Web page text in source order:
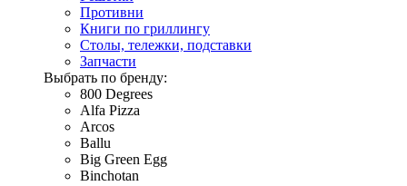
Противни
Книги по гриллингу
Столы, тележки, подставки
Запчасти
Выбрать по бренду:
800 Degrees
Alfa Pizza
Arcos
Ballu
Big Green Egg
Binchotan